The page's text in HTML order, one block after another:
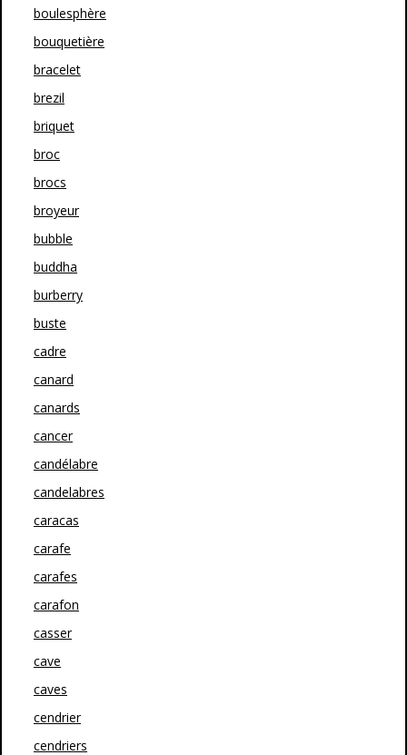
boulesphère
bouquetière
bracelet
brezil
briquet
broc
brocs
broyeur
bubble
buddha
burberry
buste
cadre
canard
canards
cancer
candélabre
candelabres
caracas
carafe
carafes
carafon
casser
cave
caves
cendrier
cendriers